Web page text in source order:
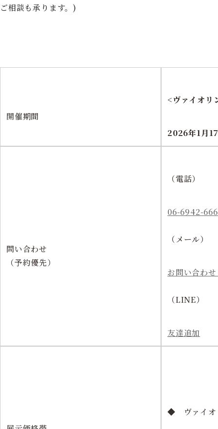
ご相談も承ります。)
開催期間
<ヴァイオリ
2026年1月
問い合わせ
（予約優先）
（電話）
06-6942-
（メール）
お問い合わ
（LINE）
友達追加
◆ ヴァイオ